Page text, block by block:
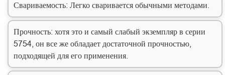
Свариваемость: Легко сваривается обычными методами.
Прочность: хотя это и самый слабый экземпляр в серии
5754, он все же обладает достаточной прочностью,
подходящей для его применения.